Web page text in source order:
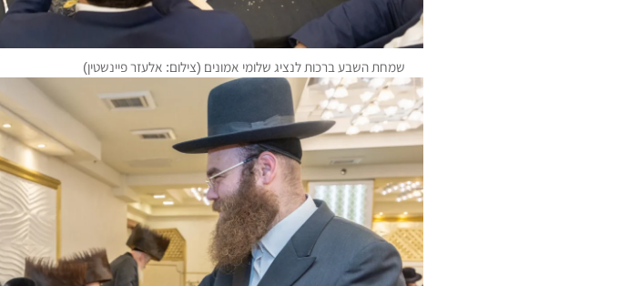
שמחת השבע ברכות לנציג שלומי אמונים (צילום: אלעזר פיינשטין)